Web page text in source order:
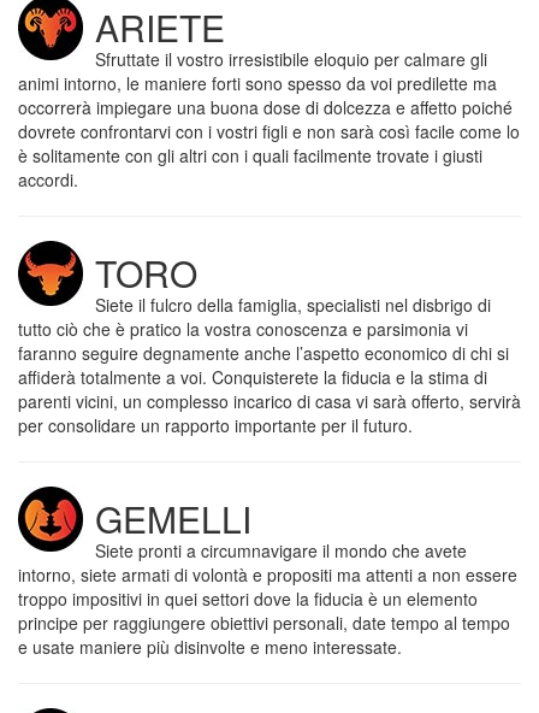
ARIETE
Sfruttate il vostro irresistibile eloquio per calmare gli
animi intorno, le maniere forti sono spesso da voi predilette ma
occorrerà impiegare una buona dose di dolcezza e affetto poiché
dovrete confrontarvi con i vostri figli e non sarà così facile come lo
è solitamente con gli altri con i quali facilmente trovate i giusti
accordi.
TORO
Siete il fulcro della famiglia, specialisti nel disbrigo di
tutto ciò che è pratico la vostra conoscenza e parsimonia vi
faranno seguire degnamente anche l’aspetto economico di chi si
affiderà totalmente a voi. Conquisterete la fiducia e la stima di
parenti vicini, un complesso incarico di casa vi sarà offerto, servirà
per consolidare un rapporto importante per il futuro.
GEMELLI
Siete pronti a circumnavigare il mondo che avete
intorno, siete armati di volontà e propositi ma attenti a non essere
troppo impositivi in quei settori dove la fiducia è un elemento
principe per raggiungere obiettivi personali, date tempo al tempo
e usate maniere più disinvolte e meno interessate.